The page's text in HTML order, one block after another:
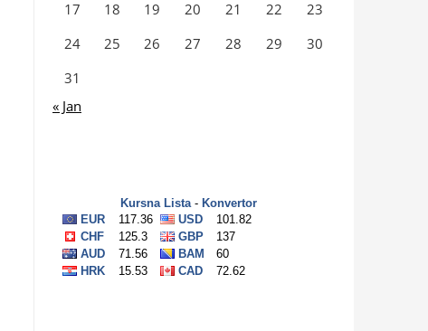
17
18 19 20 21 22
23
24
25 26 27 28 29
30
31
« Jan